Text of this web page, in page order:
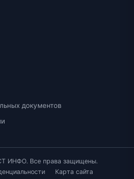
документов
ИНФО. Все права защищены.
Карта сайта